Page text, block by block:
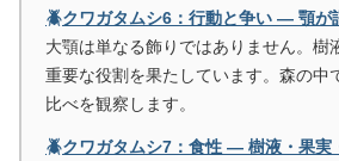
🪲クワガタムシ6：行動と争い ― 顎
大顎は単なる飾りではありません。樹
重要な役割を果たしています。森の中
比べを観察します。
🪲クワガタムシ7：食性 ― 樹液・果